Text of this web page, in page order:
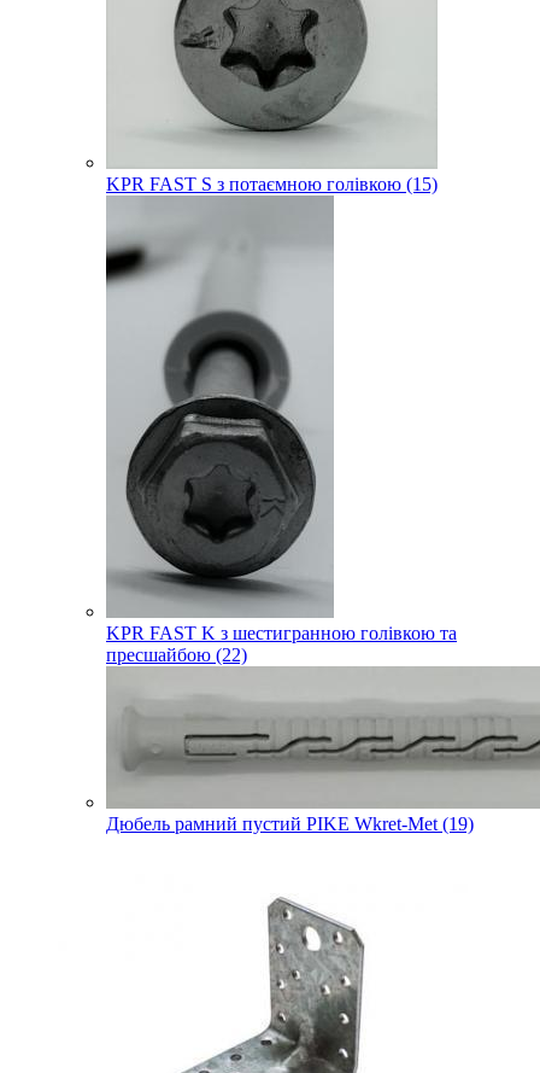
KPR FAST S з потаємною голівкою (15)
KPR FAST K з шестигранною голівкою та
пресшайбою (22)
Дюбель рамний пустий PIKE Wkret-Met (19)